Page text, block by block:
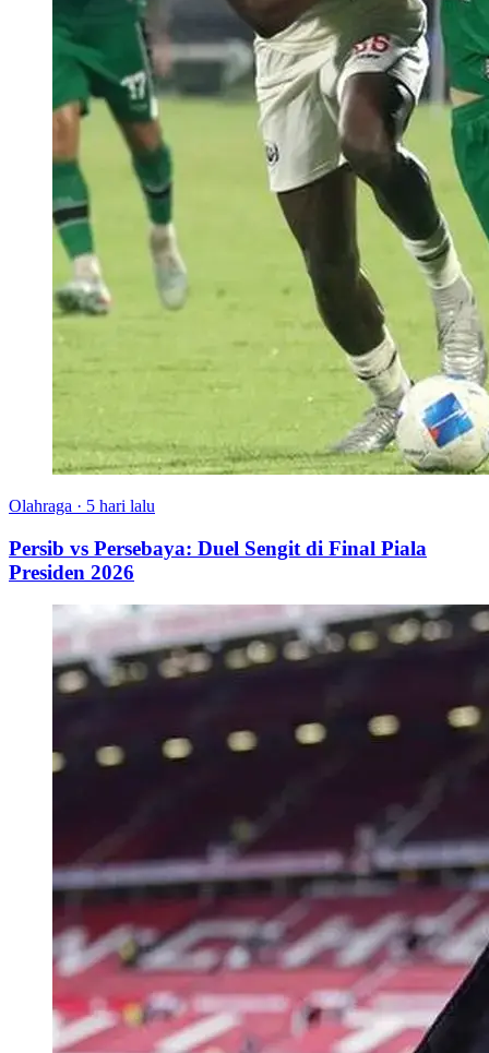
Olahraga · 5 hari lalu
Persib vs Persebaya: Duel Sengit di Final Piala
Presiden 2026